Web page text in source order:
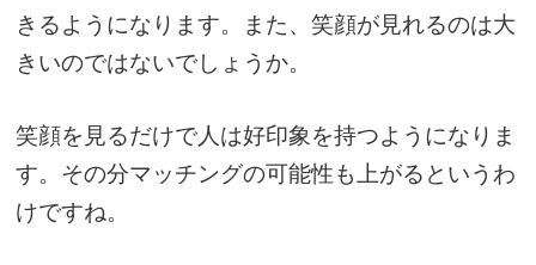
きるようになります。また、笑顔が見れるのは大
きいのではないでしょうか。
笑顔を見るだけで人は好印象を持つようになりま
す。その分マッチングの可能性も上がるというわ
けですね。